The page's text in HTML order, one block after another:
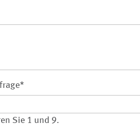
*
Sie 1 und 9.